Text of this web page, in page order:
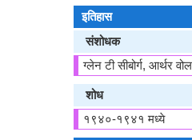
इतिहास
संशोधक
ग्लेन टी सीबोर्ग, आर्थर
शोध
१९४०-१९४१ मध्ये